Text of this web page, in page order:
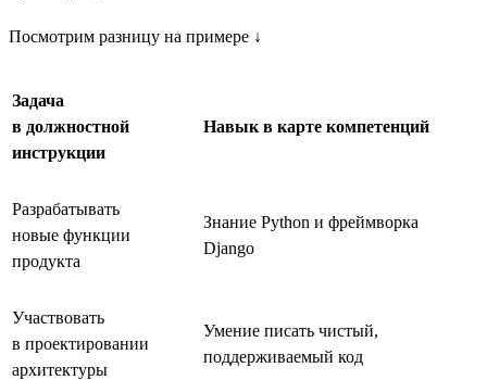
Посмотрим разницу на примере ↓
Задача
в должностной
инструкции
Навык в карте компетенций
Разрабатывать
новые функции
продукта
Знание Python и фреймворка
Django
Участвовать
в проектировании
архитектуры
Умение писать чистый,
поддерживаемый код